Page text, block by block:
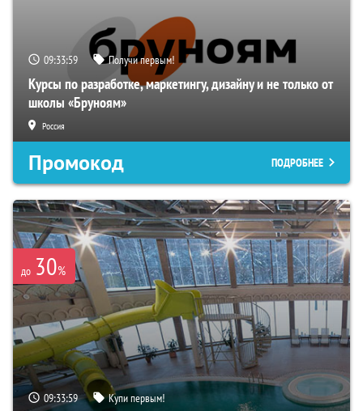
09:33:58 Получи первым!
Курсы по разработке, маркетингу, дизайну и не только от
школы «Бруноям»
Россия
Промокод ПОДРОБНЕЕ
до 30%
09:33:58 Купи первым!